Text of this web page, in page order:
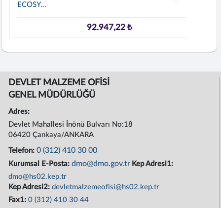
ECOSY...
92.947,22 ₺
DEVLET MALZEME OFİSİ
GENEL MÜDÜRLÜĞÜ
Adres:
Devlet Mahallesi İnönü Bulvarı No:18
06420 Çankaya/ANKARA
Telefon:0 (312) 410 30 00
Kurumsal E-Posta:dmo@dmo.gov.tr Kep Adresi1:
dmo@hs02.kep.tr
Kep Adresi2:devletmalzemeofisi@hs02.kep.tr
Fax1:0 (312) 410 30 44